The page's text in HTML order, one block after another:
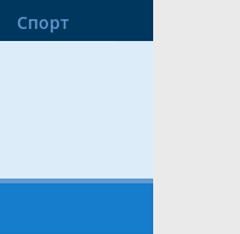
Спорт